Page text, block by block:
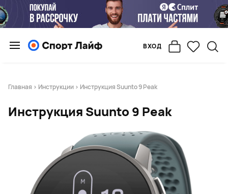
ВХОД
Главная > Инструкции > Инструкция Suunto 9 Peak
Инструкция Suunto 9 Peak